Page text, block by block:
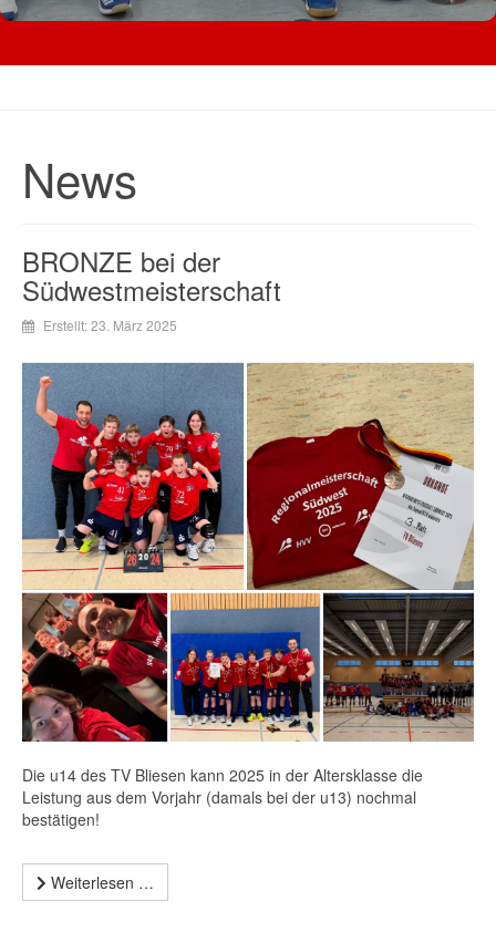
News
BRONZE bei der
Südwestmeisterschaft
Erstellt: 23. März 2025
Die u14 des TV Bliesen kann 2025 in der Altersklasse die
Leistung aus dem Vorjahr (damals bei der u13) nochmal
bestätigen!
Weiterlesen …